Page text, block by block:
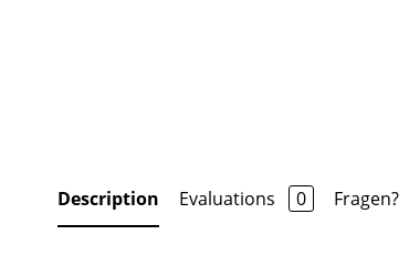
Description Evaluations 0 Fragen?